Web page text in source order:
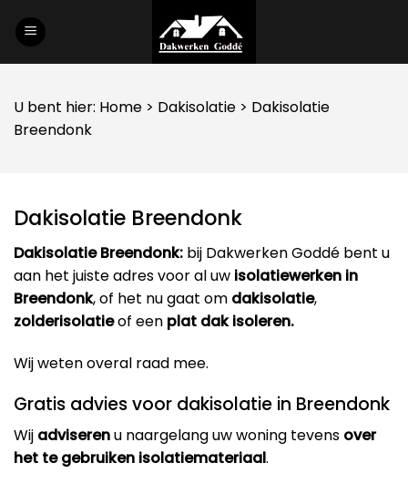
U bent hier: Home > Dakisolatie > Dakisolatie
Breendonk
Dakisolatie Breendonk
Dakisolatie Breendonk: bij Dakwerken Goddé bent u
aan het juiste adres voor al uw isolatiewerken in
Breendonk, of het nu gaat om dakisolatie,
zolderisolatieof een plat dak isoleren.
Wij weten overal raad mee.
Gratis advies voor dakisolatie in Breendonk
Wij adviserenu naargelang uw woning tevens over
het te gebruiken isolatiemateriaal.